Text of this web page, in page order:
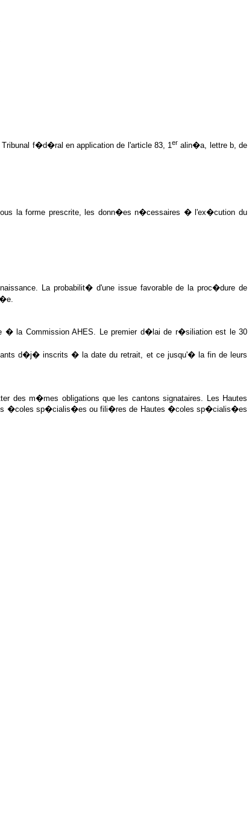
f�d�ral en application de l'article 83, 1er alin�a, lettre b, de
la forme prescrite, les donn�es n�cessaires � l'ex�cution du
La probabilit� d'une issue favorable de la proc�dure de
la Commission AHES. Le premier d�lai de r�siliation est le 30
d�j� inscrits � la date du retrait, et ce jusqu'� la fin de leurs
des m�mes obligations que les cantons signataires. Les Hautes
�coles sp�cialis�es ou fili�res de Hautes �coles sp�cialis�es